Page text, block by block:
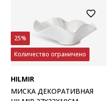
25%
Количество ограничено
HILMIR
МИСКА ДЕКОРАТИВНАЯ